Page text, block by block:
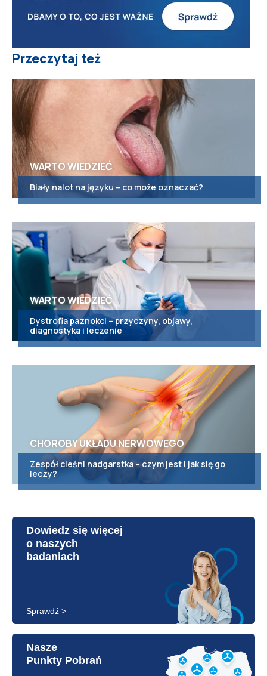
Przeczytaj też
WARTO WIEDZIEĆ
Biały nalot na języku – co może oznaczać?
WARTO WIEDZIEĆ
Dystrofia paznokci – przyczyny, objawy,
diagnostyka i leczenie
CHOROBY UKŁADU NERWOWEGO
Zespół cieśni nadgarstka – czym jest i jak się go
leczy?
Dowiedz się więcej
o naszych
badaniach
Sprawdź >
Nasze
Punkty Pobrań